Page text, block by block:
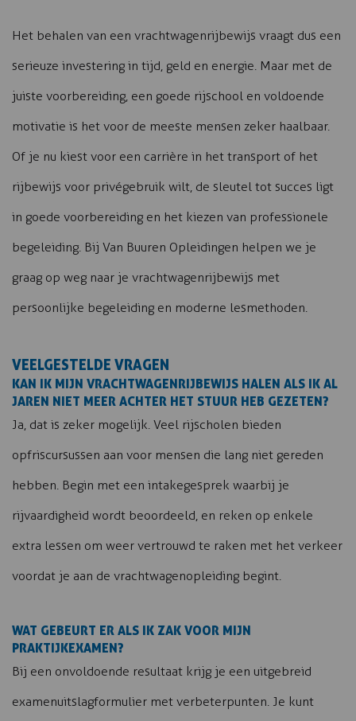
Het behalen van een vrachtwagenrijbewijs vraagt dus een
serieuze investering in tijd, geld en energie. Maar met de
juiste voorbereiding, een goede rijschool en voldoende
motivatie is het voor de meeste mensen zeker haalbaar.
Of je nu kiest voor een carrière in het transport of het
rijbewijs voor privégebruik wilt, de sleutel tot succes ligt
in goede voorbereiding en het kiezen van professionele
begeleiding. Bij Van Buuren Opleidingen helpen we je
graag op weg naar je vrachtwagenrijbewijs met
persoonlijke begeleiding en moderne lesmethoden.
VEELGESTELDE VRAGEN
KAN IK MIJN VRACHTWAGENRIJBEWIJS HALEN ALS IK AL
JAREN NIET MEER ACHTER HET STUUR HEB GEZETEN?
Ja, dat is zeker mogelijk. Veel rijscholen bieden
opfriscursussen aan voor mensen die lang niet gereden
hebben. Begin met een intakegesprek waarbij je
rijvaardigheid wordt beoordeeld, en reken op enkele
extra lessen om weer vertrouwd te raken met het verkeer
voordat je aan de vrachtwagenopleiding begint.
WAT GEBEURT ER ALS IK ZAK VOOR MIJN
PRAKTIJKEXAMEN?
Bij een onvoldoende resultaat krijg je een uitgebreid
examenuitslagformulier met verbeterpunten. Je kunt